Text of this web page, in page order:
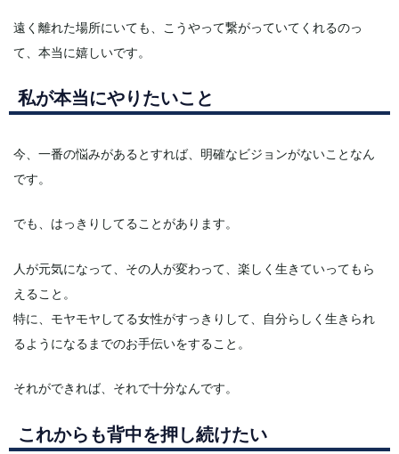
遠く離れた場所にいても、こうやって繋がっていてくれるのっ
て、本当に嬉しいです。
私が本当にやりたいこと
今、一番の悩みがあるとすれば、明確なビジョンがないことなん
です。
でも、はっきりしてることがあります。
人が元気になって、その人が変わって、楽しく生きていってもら
えること。
特に、モヤモヤしてる女性がすっきりして、自分らしく生きられ
るようになるまでのお手伝いをすること。
それができれば、それで十分なんです。
これからも背中を押し続けたい